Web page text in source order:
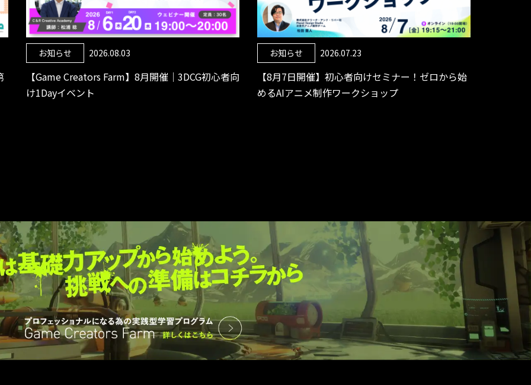
お知らせ 2026.08.03
【Game Creators Farm】8月開催｜3DCG初心者向
け1Dayイベント
お知らせ 2026.07.23
【8月7日開催】初心者向けセミナー！ゼロから始
めるAIアニメ制作ワークショップ